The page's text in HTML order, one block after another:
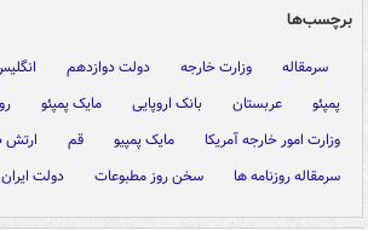
برچسب‌ها
سرمقاله وزارت خارجه دولت دوازدهم
پمپئو
عربستان بانک اروپایی مایک پمپئو
وزارت امور خارجه آمریکا
مایک پمپیو قم
ارتش
سرمقاله روزنامه ها
سخن روز مطبوعات دولت ایران